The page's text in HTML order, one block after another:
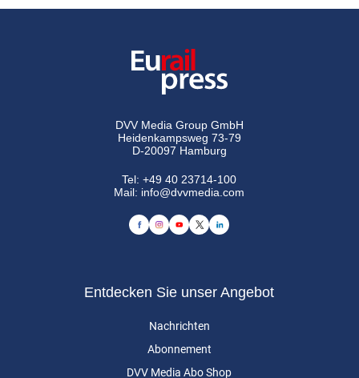
DVV Media Group GmbH
Heidenkampsweg 73-79
D-20097 Hamburg
Tel:+49 40 23714-100
Mail: info@dvvmedia.com
Entdecken Sie unser Angebot
Nachrichten
Abonnement
DVV Media Abo Shop